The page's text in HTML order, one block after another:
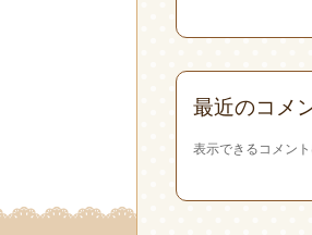
最近のコメ
表示できるコメント